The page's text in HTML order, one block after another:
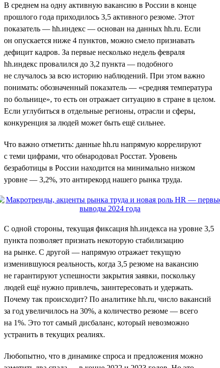
В среднем на одну активную вакансию в России в конце
прошлого года приходилось 3,5 активного резюме. Этот
показатель — hh.индекс — основан на данных hh.ru. Если
он опускается ниже 4 пунктов, можно смело признавать
дефицит кадров. За первые несколько недель февраля
hh.индекс провалился до 3,2 пункта — подобного
не случалось за всю историю наблюдений. При этом важно
понимать: обозначенный показатель — «средняя температура
по больнице», то есть он отражает ситуацию в стране в целом.
Если углубиться в отдельные регионы, отрасли и сферы,
конкуренция за людей может быть ещё сильнее.
Что важно отметить: данные hh.ru напрямую коррелируют
с теми цифрами, что обнародовал Росстат. Уровень
безработицы в России находится на минимально низком
уровне — 3,2%, это антирекорд нашего рынка труда.
С одной стороны, текущая фиксация hh.индекса на уровне 3,5
пункта позволяет признать некоторую стабилизацию
на рынке. С другой — напрямую отражает текущую
изменившуюся реальность, когда 3,5 резюме на вакансию
не гарантируют успешности закрытия заявки, поскольку
людей ещё нужно привлечь, заинтересовать и удержать.
Почему так происходит? По аналитике hh.ru, число вакансий
за год увеличилось на 30%, а количество резюме — всего
на 1%. Это тот самый дисбаланс, который невозможно
устранить в текущих реалиях.
Любопытно, что в динамике спроса и предложения можно